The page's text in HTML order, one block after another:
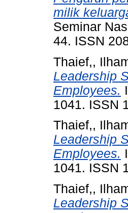
milik
Seminar
44. ISSN
Thaief,,
Leadership
Employees.
1041. ISSN
Thaief,,
Leadership
Employees.
1041. ISSN
Thaief,,
Leadership